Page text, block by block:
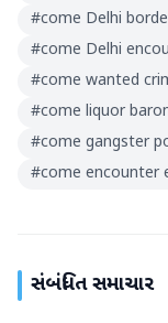
#come Delhi
#come Delhi
#come wanted
#come liquor
#come gangster
#come encounter
સંબંધિત સમાચાર